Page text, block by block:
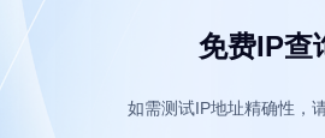
免费IP查
如需测试IP地址精确性，